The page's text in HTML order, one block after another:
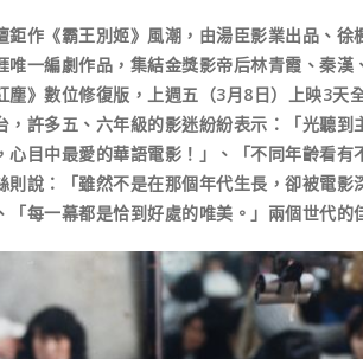
鉅作《霸王別姬》風潮，由湯臣影業出品、
唯一編劇作品，集結金獎影帝后林青霞、秦
塵》數位修復版，上週五（3月8日）上映3
，許多五、六年級的影迷紛紛表示：「光聽
心目中最愛的華語電影！」、「不同年齡看
則說：「雖然不是在那個年代生長，卻被電
「每一幕都是恰到好處的唯美。」兩個世代的